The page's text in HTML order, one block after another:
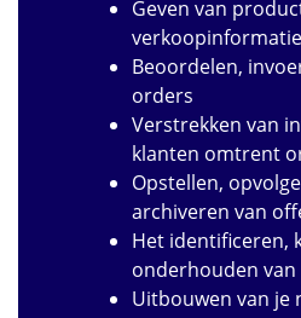
Geven van
verkoopinformatie
Beoordelen,
orders
Verstrekken van
klanten omtrent
Opstellen,
archiveren van
Het identificeren,
onderhouden
Uitbouwen van je